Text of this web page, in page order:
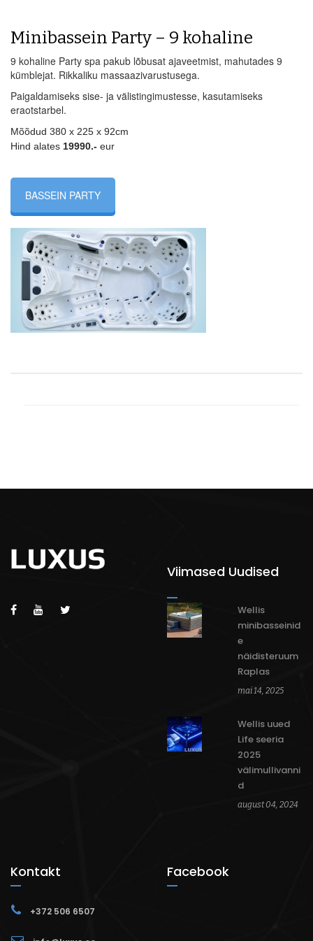
Minibassein Party – 9 kohaline
9 kohaline Party spa pakub lõbusat ajaveetmist, mahutades 9
kümblejat. Rikkaliku massaazivarustusega.
Paigaldamiseks sise- ja välistingimustesse, kasutamiseks
eraotstarbel.
Mõõdud 380 x 225 x 92cm
Hind alates 19990.- eur
BASSEIN PARTY
Viimased Uudised
Wellis
minibasseinid
e
näidisteruum
Raplas
mai 14, 2025
Wellis uued
Life seeria
2025
välimullivanni
d
august 04, 2024
Kontakt
+372 506 6507
Facebook